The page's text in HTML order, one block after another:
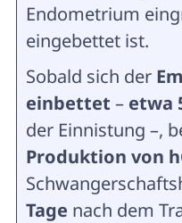
Endometrium
eingebettet ist.
Sobald sich der
einbettet – etwa
der Einnistung –,
Produktion von
Tage nach dem